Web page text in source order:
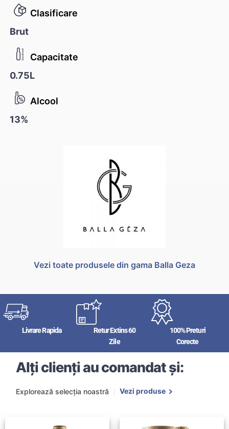
Clasificare
Brut
Capacitate
0.75L
Alcool
13%
Vezi toate produsele din gama Balla Geza
Livrare Rapida
Retur Extins 60
Zile
100% Preturi
Corecte
Alți clienți au comandat și:
Explorează selecția noastră Vezi produse